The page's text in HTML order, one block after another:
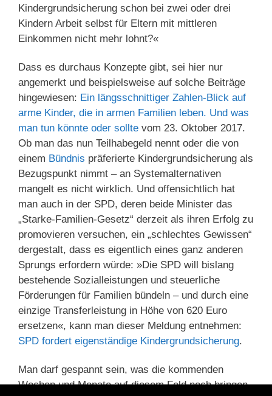
Kindergrundsicherung schon bei zwei oder drei
Kindern Arbeit selbst für Eltern mit mittleren
Einkommen nicht mehr lohnt?«
Dass es durchaus Konzepte gibt, sei hier nur
angemerkt und beispielsweise auf solche Beiträge
hingewiesen: Ein längsschnittiger Zahlen-Blick auf
arme Kinder, die in armen Familien leben. Und was
man tun könnte oder sollte vom 23. Oktober 2017.
Ob man das nun Teilhabegeld nennt oder die von
einem Bündnis präferierte Kindergrundsicherung als
Bezugspunkt nimmt – an Systemalternativen
mangelt es nicht wirklich. Und offensichtlich hat
man auch in der SPD, deren beide Minister das
„Starke-Familien-Gesetz“ derzeit als ihren Erfolg zu
promovieren versuchen, ein „schlechtes Gewissen“
dergestalt, dass es eigentlich eines ganz anderen
Sprungs erfordern würde: »Die SPD will bislang
bestehende Sozialleistungen und steuerliche
Förderungen für Familien bündeln – und durch eine
einzige Transferleistung in Höhe von 620 Euro
ersetzen«, kann man dieser Meldung entnehmen:
SPD fordert eigenständige Kindergrundsicherung.
Man darf gespannt sein, was die kommenden
Wochen und Monate auf diesem Feld noch bringen